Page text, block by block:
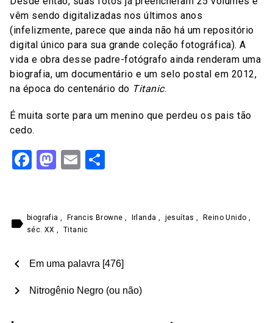
vêm sendo digitalizadas nos últimos anos
(infelizmente, parece que ainda não há um repositório
digital único para sua grande coleção fotográfica). A
vida e obra desse padre-fotógrafo ainda renderam uma
biografia, um documentário e um selo postal em 2012,
na época do centenário do Titanic.
É muita sorte para um menino que perdeu os pais tão
cedo.
Facebook
Mastodon
Email
label biografia, Francis Browne , Irlanda , jesuítas, Reino Unido ,
séc. XX, Titanic
chevron_left Em uma palavra [476]
Nitrogênio Negro (ou não)
chevron_right